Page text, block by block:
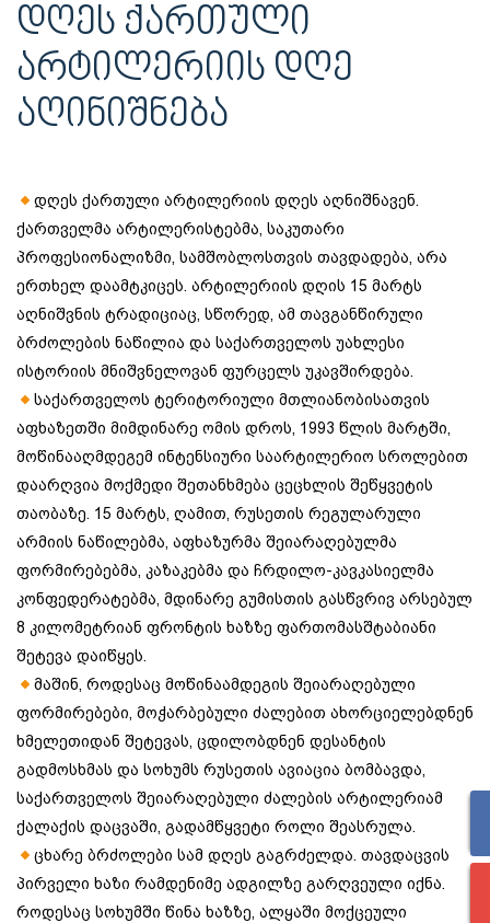
ᲓᲦᲔᲡ ᲥᲐᲠᲗᲣᲚᲘ
ᲐᲠᲢᲘᲚᲔᲠᲘᲘᲡ ᲓᲦᲔ
ᲐᲦᲘᲜᲘᲨᲜᲔᲑᲐ
დღეს ქართული არტილერიის დღეს აღნიშნავენ.
ქართველმა არტილერისტებმა, საკუთარი
პროფესიონალიზმი, სამშობლოსთვის თავდადება, არა
ერთხელ დაამტკიცეს. არტილერიის დღის 15 მარტს
აღნიშვნის ტრადიციაც, სწორედ, ამ თავგანწირული
ბრძოლების ნაწილია და საქართველოს უახლესი
ისტორიის მნიშვნელოვან ფურცელს უკავშირდება.
საქართველოს ტერიტორიული მთლიანობისათვის
აფხაზეთში მიმდინარე ომის დროს, 1993 წლის მარტში,
მოწინააღმდეგემ ინტენსიური საარტილერიო სროლებით
დაარღვია მოქმედი შეთანხმება ცეცხლის შეწყვეტის
თაობაზე. 15 მარტს, ღამით, რუსეთის რეგულარული
არმიის ნაწილებმა, აფხაზურმა შეიარაღებულმა
ფორმირებებმა, კაზაკებმა და ჩრდილო-კავკასიელმა
კონფედერატებმა, მდინარე გუმისთის გასწვრივ არსებულ
8 კილომეტრიან ფრონტის ხაზზე ფართომასშტაბიანი
შეტევა დაიწყეს.
მაშინ, როდესაც მოწინაამდეგის შეიარაღებული
ფორმირებები, მოჭარბებული ძალებით ახორციელებდნენ
ხმელეთიდან შეტევას, ცდილობდნენ დესანტის
გადმოსხმას და სოხუმს რუსეთის ავიაცია ბომბავდა,
საქართველოს შეიარაღებული ძალების არტილერიამ
ქალაქის დაცვაში, გადამწყვეტი როლი შეასრულა.
ცხარე ბრძოლები სამ დღეს გაგრძელდა. თავდაცვის
პირველი ხაზი რამდენიმე ადგილზე გარღვეული იქნა.
როდესაც სოხუმში წინა ხაზზე, ალყაში მოქცეული